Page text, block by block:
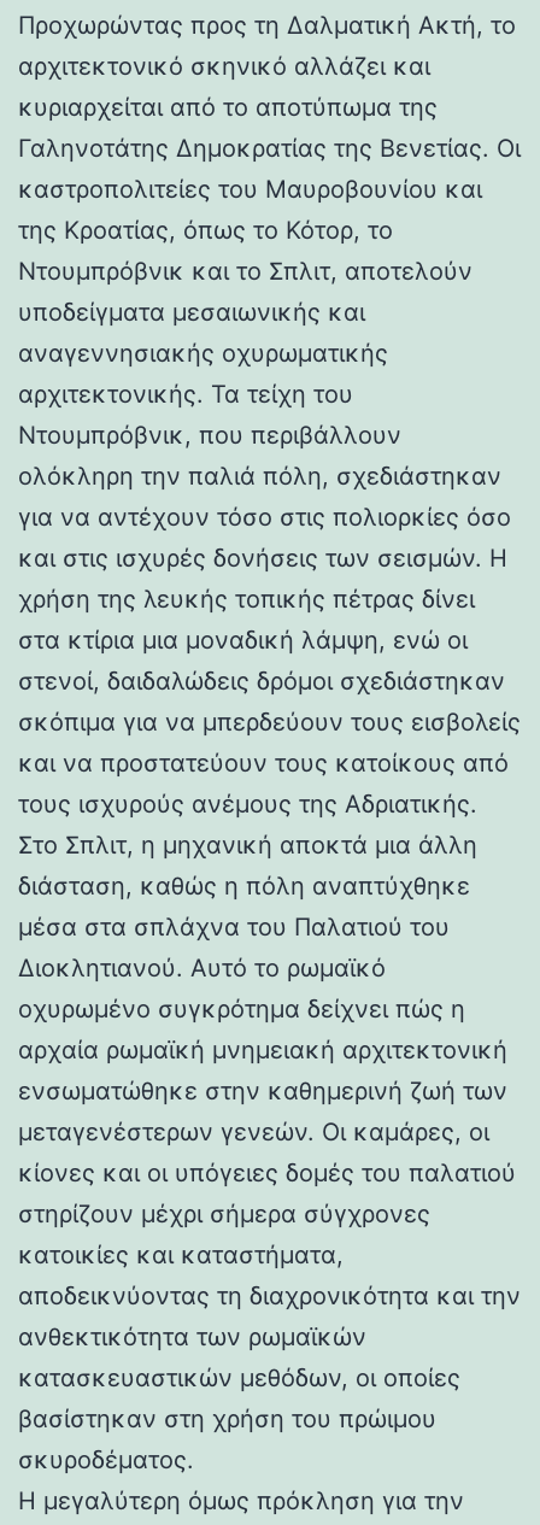
Προχωρώντας προς τη Δαλματική Ακτή, το
αρχιτεκτονικό σκηνικό αλλάζει και
κυριαρχείται από το αποτύπωμα της
Γαληνοτάτης Δημοκρατίας της Βενετίας. Οι
καστροπολιτείες του Μαυροβουνίου και
της Κροατίας, όπως το Κότορ, το
Ντουμπρόβνικ και το Σπλιτ, αποτελούν
υποδείγματα μεσαιωνικής και
αναγεννησιακής οχυρωματικής
αρχιτεκτονικής. Τα τείχη του
Ντουμπρόβνικ, που περιβάλλουν
ολόκληρη την παλιά πόλη, σχεδιάστηκαν
για να αντέχουν τόσο στις πολιορκίες όσο
και στις ισχυρές δονήσεις των σεισμών. Η
χρήση της λευκής τοπικής πέτρας δίνει
στα κτίρια μια μοναδική λάμψη, ενώ οι
στενοί, δαιδαλώδεις δρόμοι σχεδιάστηκαν
σκόπιμα για να μπερδεύουν τους εισβολείς
και να προστατεύουν τους κατοίκους από
τους ισχυρούς ανέμους της Αδριατικής.
Στο Σπλιτ, η μηχανική αποκτά μια άλλη
διάσταση, καθώς η πόλη αναπτύχθηκε
μέσα στα σπλάχνα του Παλατιού του
Διοκλητιανού. Αυτό το ρωμαϊκό
οχυρωμένο συγκρότημα δείχνει πώς η
αρχαία ρωμαϊκή μνημειακή αρχιτεκτονική
ενσωματώθηκε στην καθημερινή ζωή των
μεταγενέστερων γενεών. Οι καμάρες, οι
κίονες και οι υπόγειες δομές του παλατιού
στηρίζουν μέχρι σήμερα σύγχρονες
κατοικίες και καταστήματα,
αποδεικνύοντας τη διαχρονικότητα και την
ανθεκτικότητα των ρωμαϊκών
κατασκευαστικών μεθόδων, οι οποίες
βασίστηκαν στη χρήση του πρώιμου
σκυροδέματος.
Η μεγαλύτερη όμως πρόκληση για την